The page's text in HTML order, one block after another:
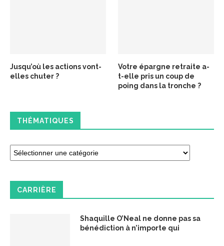
Jusqu’où les actions vont-
elles chuter ?
Votre épargne retraite a-
t-elle pris un coup de
poing dans la tronche ?
THÉMATIQUES
CARRIÈRE
Shaquille O’Neal ne donne pas sa
bénédiction à n’importe qui